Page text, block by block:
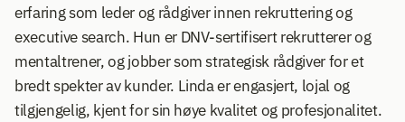
erfaring som leder og rådgiver innen rekruttering og
executive search. Hun er DNV-sertifisert rekrutterer og
mentaltrener, og jobber som strategisk rådgiver for et
bredt spekter av kunder. Linda er engasjert, lojal og
tilgjengelig, kjent for sin høye kvalitet og profesjonalitet.